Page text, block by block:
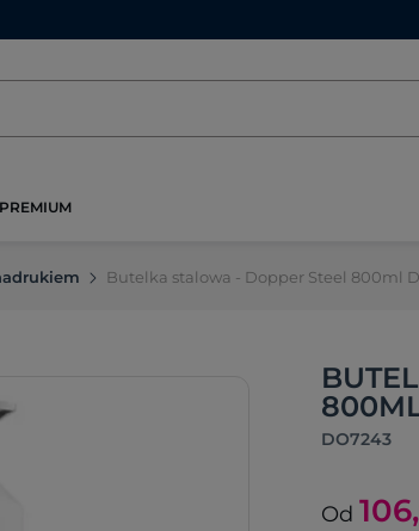
PREMIUM
Butelka stalowa - Dopper Steel 800ml
DO7243
Od